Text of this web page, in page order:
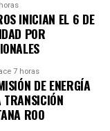
INICIAN EL 6 DE
POR
7 horas
DE ENERGÍA
TRANSICIÓN
ROO